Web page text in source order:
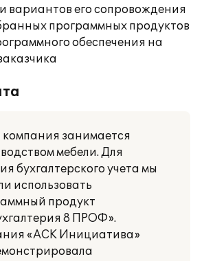
вариантов его сопровождения
программных продуктов
обеспечения на
занимается
мебели. Для
бухгалтерского учета мы
использовать
продукт
8 ПРОФ».
«АСК Инициатива»